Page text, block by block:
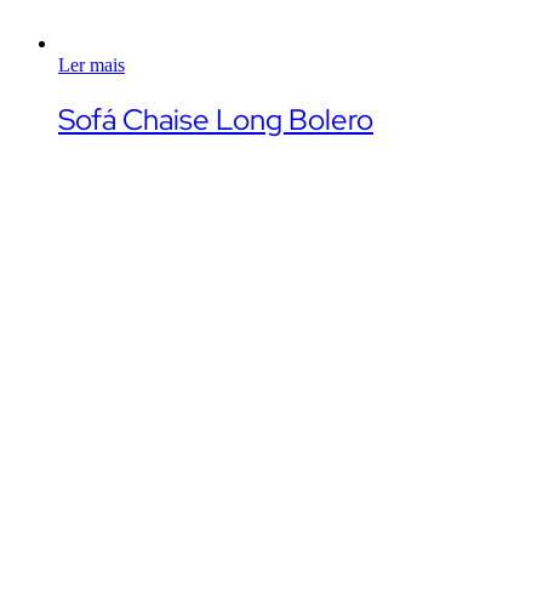
Ler mais
Sofá Chaise Long Bolero